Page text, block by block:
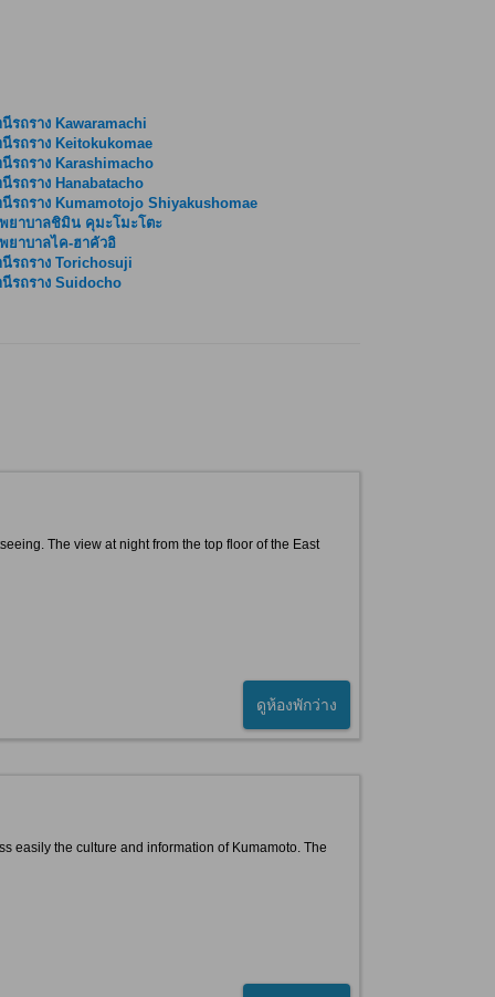
รถราง Kawaramachi
รถราง Keitokukomae
รถราง Karashimacho
รถราง Hanabatacho
รถราง Kumamotojo Shiyakushomae
พยาบาลชิมิน คุมะโมะโตะ
ยาบาลไค-ฮาคัวอิ
รถราง Torichosuji
รถราง Suidocho
The view at night from the top floor of the East
ดูห้องพักว่าง
easily the culture and information of Kumamoto. The